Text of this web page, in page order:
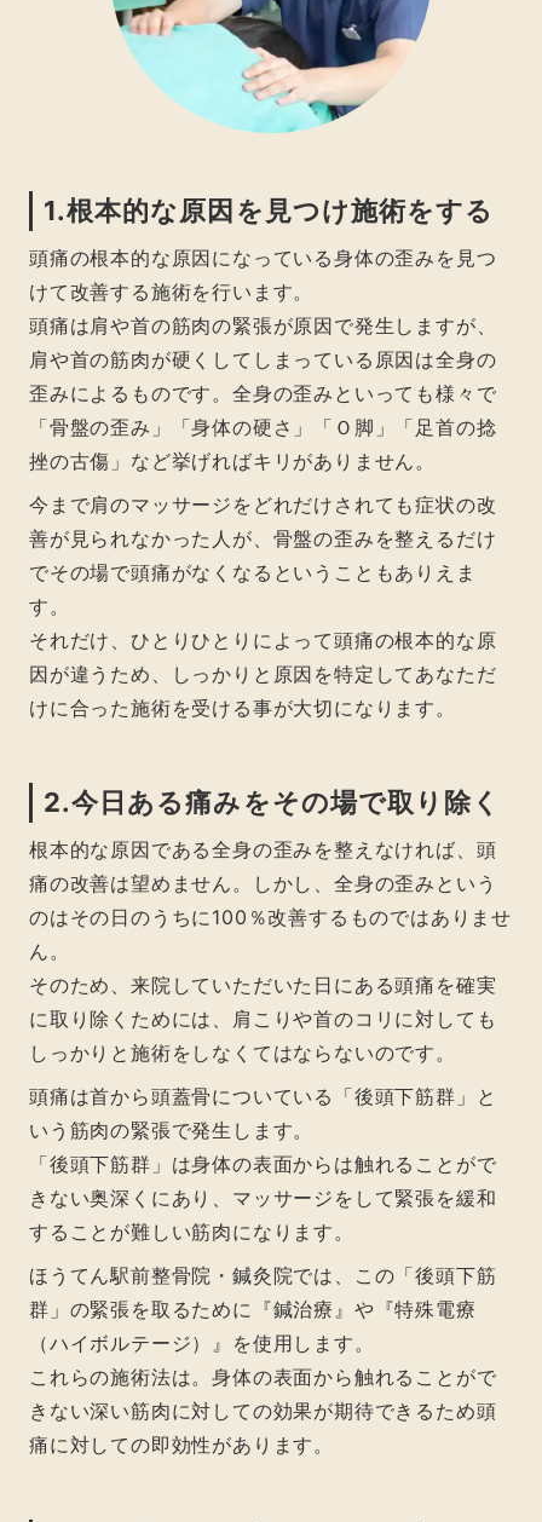
1.根本的な原因を見つけ施術をする
頭痛の根本的な原因になっている身体の歪みを見つ
けて改善する施術を行います。
頭痛は肩や首の筋肉の緊張が原因で発生しますが、
肩や首の筋肉が硬くしてしまっている原因は全身の
歪みによるものです。全身の歪みといっても様々で
「骨盤の歪み」「身体の硬さ」「Ｏ脚」「足首の捻
挫の古傷」など挙げればキリがありません。
今まで肩のマッサージをどれだけされても症状の改
善が見られなかった人が、骨盤の歪みを整えるだけ
でその場で頭痛がなくなるということもありえま
す。
それだけ、ひとりひとりによって頭痛の根本的な原
因が違うため、しっかりと原因を特定してあなただ
けに合った施術を受ける事が大切になります。
2.今日ある痛みをその場で取り除く
根本的な原因である全身の歪みを整えなければ、頭
痛の改善は望めません。しかし、全身の歪みという
のはその日のうちに100％改善するものではありませ
ん。
そのため、来院していただいた日にある頭痛を確実
に取り除くためには、肩こりや首のコリに対しても
しっかりと施術をしなくてはならないのです。
頭痛は首から頭蓋骨についている「後頭下筋群」と
いう筋肉の緊張で発生します。
「後頭下筋群」は身体の表面からは触れることがで
きない奥深くにあり、マッサージをして緊張を緩和
することが難しい筋肉になります。
ほうてん駅前整骨院・鍼灸院では、この「後頭下筋
群」の緊張を取るために『鍼治療』や『特殊電療
（ハイボルテージ）』を使用します。
これらの施術法は。身体の表面から触れることがで
きない深い筋肉に対しての効果が期待できるため頭
痛に対しての即効性があります。